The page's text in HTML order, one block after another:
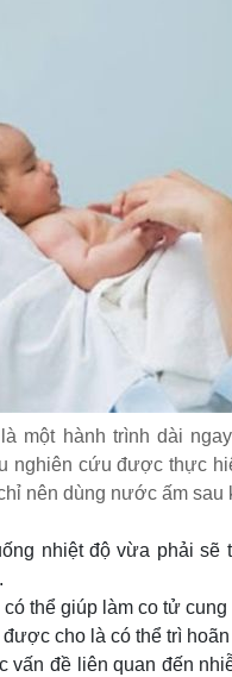
là một hành trình dài
nghiên cứu được thực
nên dùng nước ấm sau
nhiệt độ vừa phải sẽ
có thể giúp làm co tử
cho là có thể trì hoãn
vấn đề liên quan đến